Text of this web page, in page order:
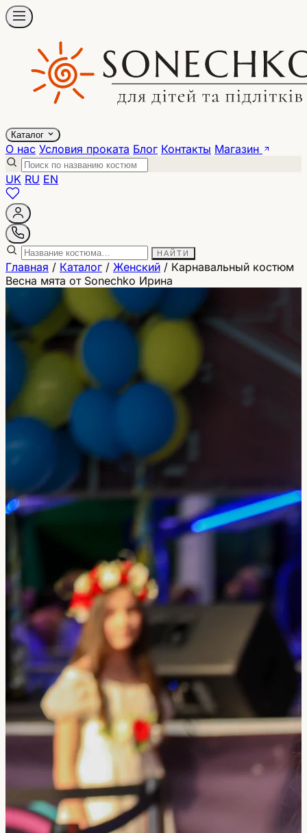
Каталог
О нас Условия проката Блог Контакты Магазин
UK RU EN
НАЙТИ
Главная / Каталог / Женский / Карнавальный костюм
Весна мята от Sonechko Ирина